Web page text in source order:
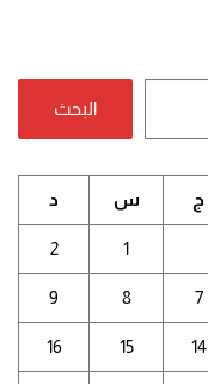
البحث
ج س د
1
2
7
8
9
14
15
16